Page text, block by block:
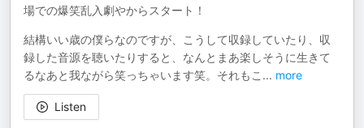
場での爆笑乱入劇やからスタート！
結構いい歳の僕らなのですが、こうして収録していたり、収
録した音源を聴いたりすると、なんとまあ楽しそうに生きて
るなあと我ながら笑っちゃいます笑。それもこ ... more
Listen